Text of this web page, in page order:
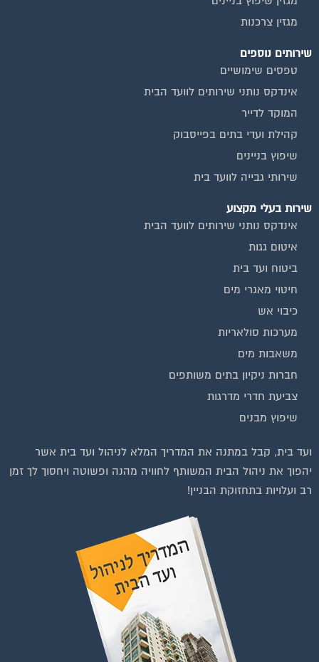
מגזין צרכנות
שירותים נוספים
טפסים שימושיים
אינדקס נותני שירותים לוועד הבית
המוקד לדייר
קהילת ועדי בתים בפייסבוק
שיפוץ בניינים
שירותי גבייה לוועד בית
שירות בעלי מקצוע
אינדקס נותני שירותים לוועד הבית
איטום גגות
ביטוח ועד בית
חיטוי מאגרי מים
כיבוי אש
מערכות סולאריות
משאבות מים
חברות ניקיון בתים משותפים
צביעת חדרי מדרגות
שיפוץ מבנים
ועד בית, קבל במתנה את המדריך המלא לניהול ועד בית אשר
יהפוך את ניהול הבית המשותף לחוויה מהנה ופשוטה ויחסוך לך זמן
רב ועלויות בתחזוקת הבניין!
לחצו על התמונה או על הכפתור ושלחו בקשת הצטרפות בדף
הקבוצה
לחץ למעבר לקבוצה